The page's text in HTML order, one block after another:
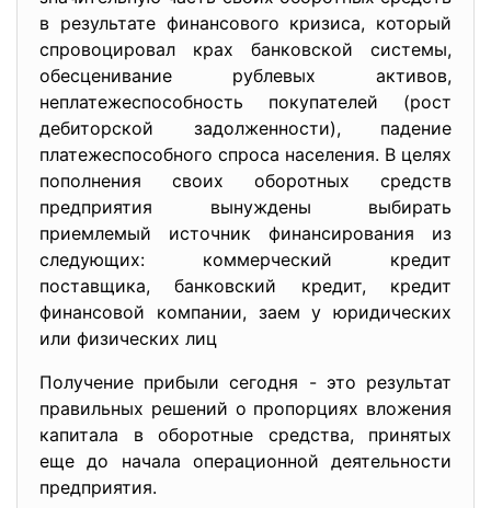
в результате финансового кризиса, который
спровоцировал крах банковской системы,
обесценивание рублевых активов,
неплатежеспособность покупателей (рост
дебиторской задолженности), падение
платежеспособного спроса населения. В целях
пополнения своих оборотных средств
предприятия вынуждены выбирать
приемлемый источник финансирования из
следующих: коммерческий кредит
поставщика, банковский кредит, кредит
финансовой компании, заем у юридических
или физических лиц
Получение прибыли сегодня - это результат
правильных решений о пропорциях вложения
капитала в оборотные средства, принятых
еще до начала операционной деятельности
предприятия.